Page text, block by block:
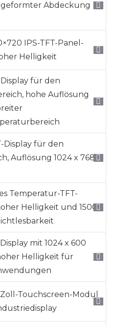
Abdeckung |
IPS-TFT-Panel-
Helligkeit
für den
hohe Auflösung
Display für den
Auflösung 1024 x 768
Temperatur-TFT-
Helligkeit und 1500
mit 1024 x 600
Helligkeit für
Touchscreen-Modul